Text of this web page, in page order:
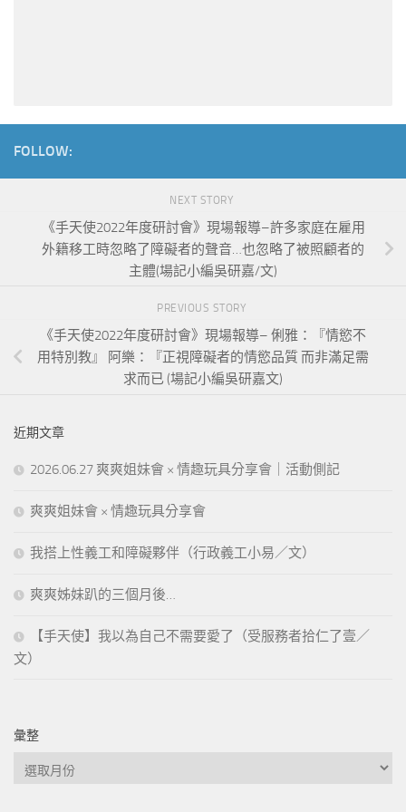
FOLLOW:
NEXT STORY
《手天使2022年度研討會》現場報導–許多家庭在雇用
外籍移工時忽略了障礙者的聲音…也忽略了被照顧者的
主體(場記小編吳研嘉/文)
PREVIOUS STORY
《手天使2022年度研討會》現場報導– 俐雅：『情慾不
用特別教』 阿樂：『正視障礙者的情慾品質 而非滿足需
求而已 (場記小編吳研嘉文)
近期文章
2026.06.27 爽爽姐妹會 × 情趣玩具分享會｜活動側記
爽爽姐妹會 × 情趣玩具分享會
我搭上性義工和障礙夥伴（行政義工小易／文）
爽爽姊妹趴的三個月後…
【手天使】我以為自己不需要愛了（受服務者拾仁了壹／
文）
彙整
彙